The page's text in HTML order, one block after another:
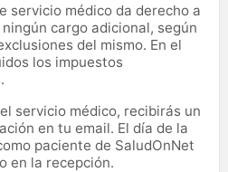
servicio médico da derecho a
cargo adicional, según
del mismo. En el
los impuestos
servicio médico, recibirás un
en tu email. El día de la
paciente de SaludOnNet
en la recepción.